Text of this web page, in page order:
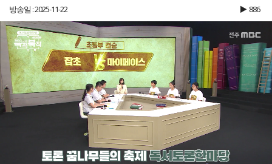
방송일 : 2025-11-22 886